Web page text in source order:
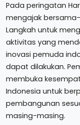
Pada peringatan
mengajak
Langkah untuk
aktivitas yang
inovasi pemuda
dapat dilakukan.
membuka
Indonesia untuk
pembangunan
masing-masing.